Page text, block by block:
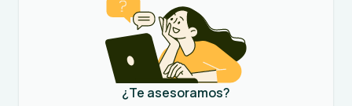
¿Te asesoramos?